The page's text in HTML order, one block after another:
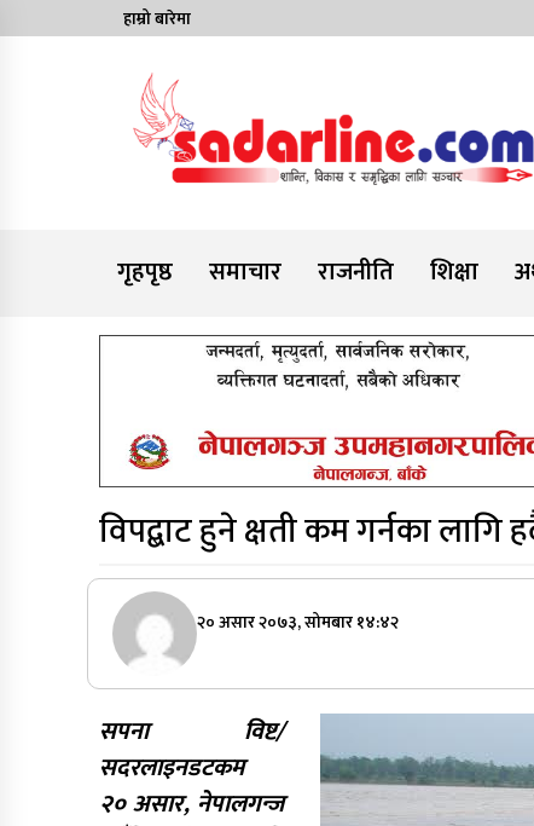
to
हाम्रो बारेमा
गृहपृष्ठ
समाचार राजनीति शिक्षा
विपद्बाट हुने क्षती कम गर्नका लागि
२० असार २०७३, सोमबार १४:४२
सपना विष्ट/
सदरलाइनडटकम
२० असार, नेपालगन्ज